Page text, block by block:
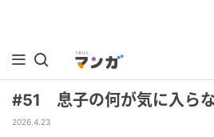
#51 息子の何が気に入らな
2026.4.23